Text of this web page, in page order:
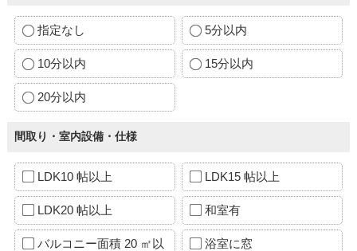
指定なし 5分以内
10分以内 15分以内
20分以内
間取り・室内設備・仕様
LDK10 帖以上 LDK15 帖以上
LDK20 帖以上 和室有
バルコニー面積 20 ㎡以
浴室に窓